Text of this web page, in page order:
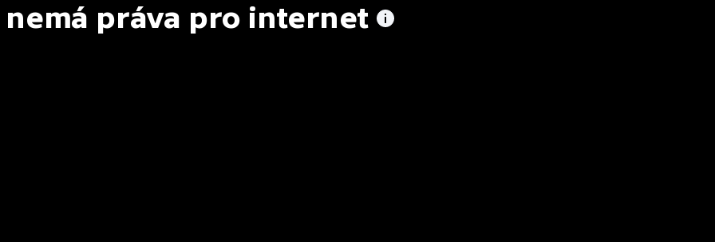
nemá práva pro internet